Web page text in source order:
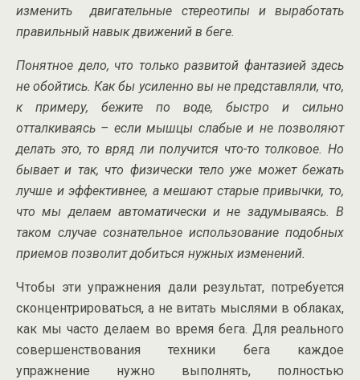
изменить двигательные стереотипы и выработать
правильный навык движений в беге.
Понятное дело, что только развитой фантазией здесь
не обойтись. Как бы усиленно вы не представляли, что,
к примеру, бежите по воде, быстро и сильно
отталкиваясь – если мышцы слабые и не позволяют
делать это, то вряд ли получится что-то толковое. Но
бывает и так, что физически тело уже может бежать
лучше и эффективнее, а мешают старые привычки, то,
что мы делаем автоматически и не задумываясь. В
таком случае сознательное использование подобных
приемов позволит добиться нужных изменений.
Чтобы эти упражнения дали результат, потребуется
сконцентрироваться, а не витать мыслями в облаках,
как мы часто делаем во время бега. Для реального
совершенствования техники бега каждое
упражнение нужно выполнять, полностью